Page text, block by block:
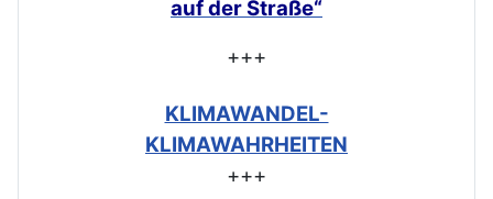
auf der Straße“
+++
KLIMAWANDEL-
KLIMAWAHRHEITEN
+++